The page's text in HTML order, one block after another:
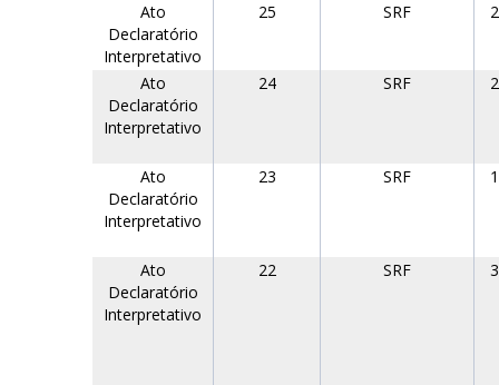
Ato
Declaratório
Interpretativo
25 SRF
Ato
Declaratório
Interpretativo
24 SRF
Ato
Declaratório
Interpretativo
23 SRF
Ato
Declaratório
Interpretativo
22 SRF